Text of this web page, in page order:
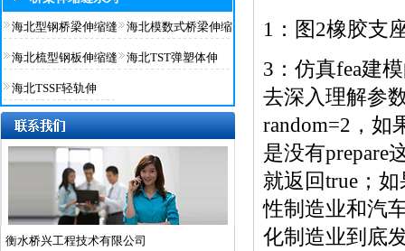
海北型钢桥梁伸缩缝 海北模数式桥梁伸缩
海北梳型钢板伸缩缝 海北TST弹塑体伸
海北TSSF轻轨伸
衡水桥兴工程技术有限公司
1：图2橡胶支
3：仿真fea建
去深入理解参
random=2，如
是没有prepare
就返回true；
性制造业和汽
化制造业到底